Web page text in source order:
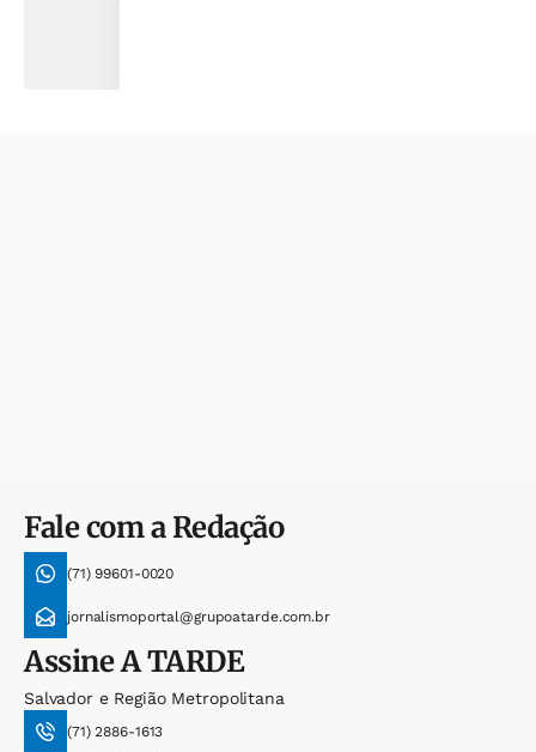
Fale com a Redação
(71) 99601-0020
jornalismoportal@grupoatarde.com.br
AssineA TARDE
Salvador e Região Metropolitana
(71) 2886-1613